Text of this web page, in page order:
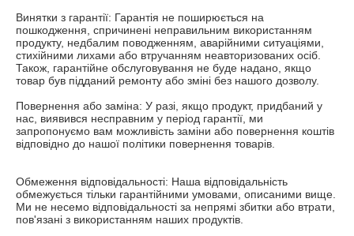
Винятки з гарантії: Гарантія не поширюється на
пошкодження, спричинені неправильним використанням
продукту, недбалим поводженням, аварійними ситуаціями,
стихійними лихами або втручанням неавторизованих осіб.
Також, гарантійне обслуговування не буде надано, якщо
товар був підданий ремонту або зміні без нашого дозволу.
Повернення або заміна: У разі, якщо продукт, придбаний у
нас, виявився несправним у період гарантії, ми
запропонуємо вам можливість заміни або повернення коштів
відповідно до нашої політики повернення товарів.
Обмеження відповідальності: Наша відповідальність
обмежується тільки гарантійними умовами, описаними вище.
Ми не несемо відповідальності за непрямі збитки або втрати,
пов'язані з використанням наших продуктів.